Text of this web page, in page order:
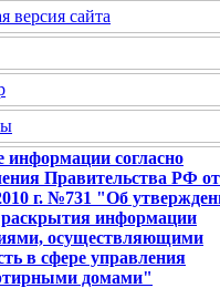
версия сайта
информации согласно
Правительства РФ
г. №731 "Об
раскрытия информации
осуществляющими
в сфере управления
домами"